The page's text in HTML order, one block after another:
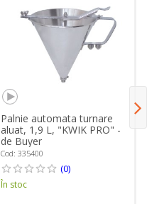
Palnie automata turnare
aluat, 1,9 L, "KWIK PRO" -
de Buyer
Cod: 335400
(0)
În stoc